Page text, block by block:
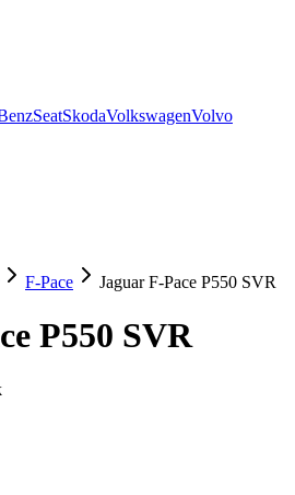
SeatSkodaVolkswagenVolvo
F-Pace Jaguar F-Pace P550 SVR
P550 SVR